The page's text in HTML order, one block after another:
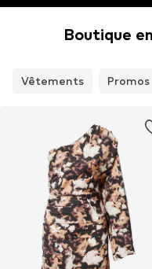
Boutique
Vêtements Promos